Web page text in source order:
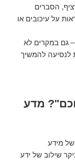
הסברים
על עיכובים או
– גם במקרים לא
לנסיעה להמשיך
מדע
של מידע
שילוב של ידע